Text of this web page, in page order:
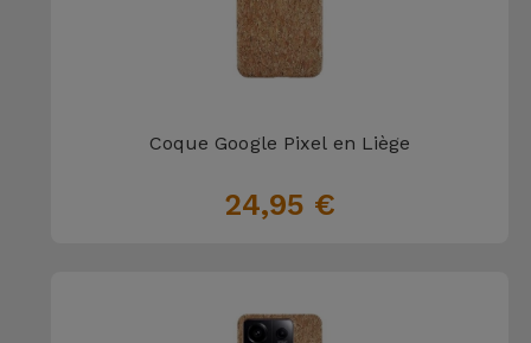
Coque Google Pixel en Liège
24,95 €